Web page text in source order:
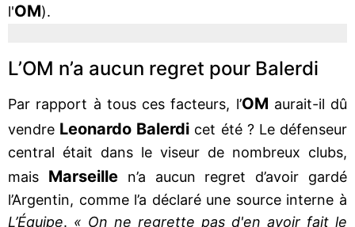
l'OM).
L’OM n’a aucun regret pour Balerdi
Par rapport à tous ces facteurs, l’OM aurait-il dû
vendre Leonardo Balerdi cet été ? Le défenseur
central était dans le viseur de nombreux clubs,
mais Marseille
n’a aucun regret d’avoir gardé
l’Argentin, comme l’a déclaré une source interne à
L’Équipe. « On ne regrette pas d'en avoir fait le